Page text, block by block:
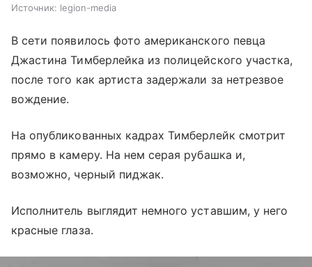
Источник: legion-media
В сети появилось фото американского певца
Джастина Тимберлейка из полицейского участка,
после того как артиста задержали за нетрезвое
вождение.
На опубликованных кадрах Тимберлейк смотрит
прямо в камеру. На нем серая рубашка и,
возможно, черный пиджак.
Исполнитель выглядит немного уставшим, у него
красные глаза.